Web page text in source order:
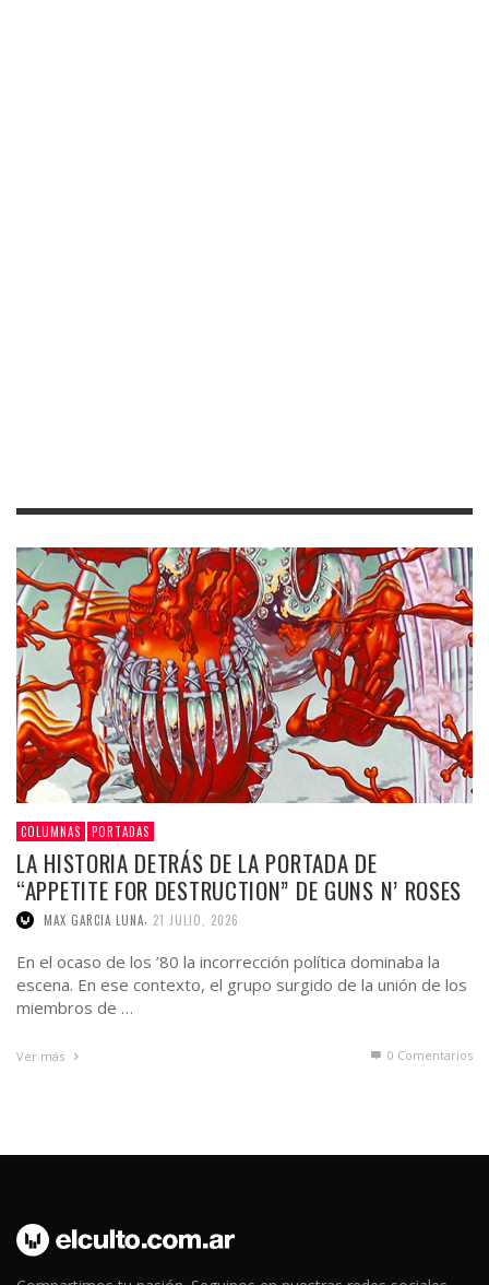
COLUMNAS PORTADAS
LA HISTORIA DETRÁS DE LA PORTADA DE
“APPETITE FOR DESTRUCTION” DE GUNS N’ ROSES
MAX GARCIA LUNA 21 JULIO, 2026
En el ocaso de los ’80 la incorrección política dominaba la
escena. En ese contexto, el grupo surgido de la unión de los
miembros de …
Ver más 0 Comentarios